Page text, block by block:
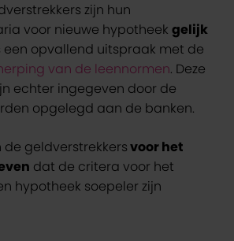
zijn hun
voor nieuwe hypotheek gelijk
een opvallend uitspraak met de
van de leennormen. Deze
echter ingegeven door de
opgelegd aan de banken.
de geldverstrekkersvoor het
dat de critera voor het
hypotheek soepeler zijn